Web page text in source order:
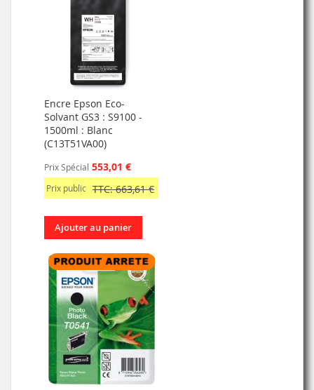
Encre Epson Eco-
Solvant GS3 : S9100 -
1500ml : Blanc
(C13T51VA00)
Prix Spécial 553,01 €
Prix public TTC: 663,61 €
Ajouter au panier